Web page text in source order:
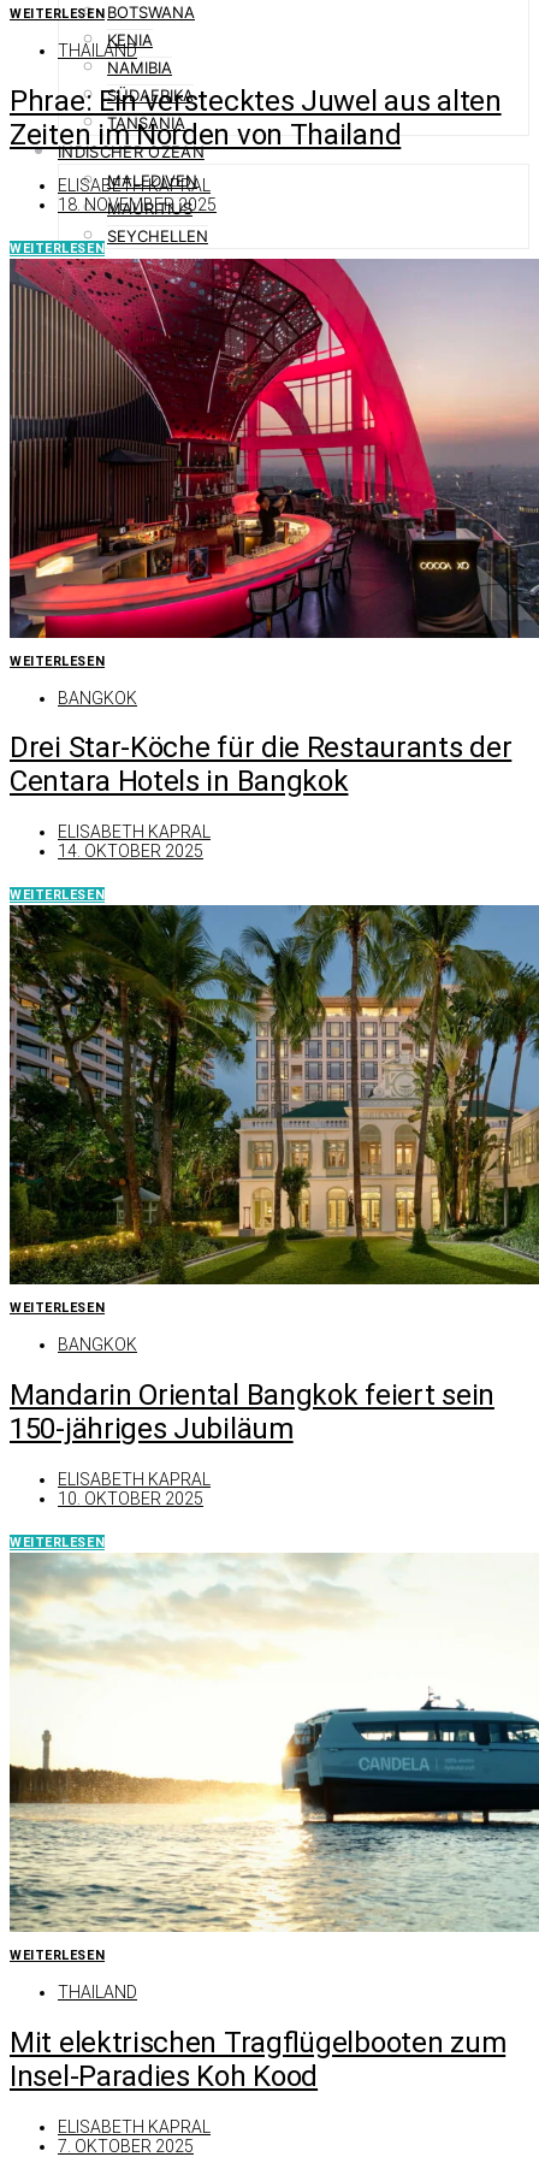
BOTSWANA
KENIA
NAMIBIA
SÜDAFRIKA
TANSANIA
INDISCHER OZEAN
MALEDIVEN
MAURITIUS
SEYCHELLEN
WEITERLESEN
THAILAND
Phrae: Ein verstecktes Juwel aus alten
Zeiten im Norden von Thailand
ELISABETH KAPRAL
18. NOVEMBER 2025
WEITERLESEN
WEITERLESEN
BANGKOK
Drei Star-Köche für die Restaurants der
Centara Hotels in Bangkok
ELISABETH KAPRAL
14. OKTOBER 2025
WEITERLESEN
WEITERLESEN
BANGKOK
Mandarin Oriental Bangkok feiert sein
150-jähriges Jubiläum
ELISABETH KAPRAL
10. OKTOBER 2025
WEITERLESEN
WEITERLESEN
THAILAND
Mit elektrischen Tragflügelbooten zum
Insel-Paradies Koh Kood
ELISABETH KAPRAL
7. OKTOBER 2025